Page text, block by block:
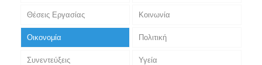
Θέσεις Εργασίας Κοινωνία
Οικονομία Πολιτική
Συνεντεύξεις Υγεία